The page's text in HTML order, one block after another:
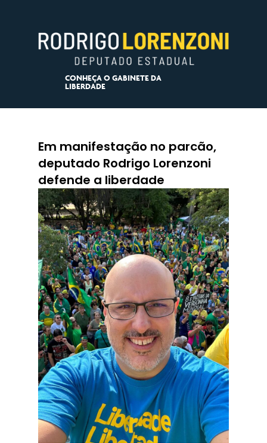
CONHEÇA O GABINETE DA
LIBERDADE
Em manifestação no parcão,
deputado Rodrigo Lorenzoni
defende a liberdade